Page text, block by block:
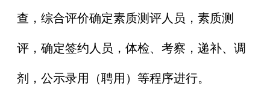
查，综合评价确定素质测评人员，素质测
评，确定签约人员，体检、考察，递补、调
剂，公示录用（聘用）等程序进行。